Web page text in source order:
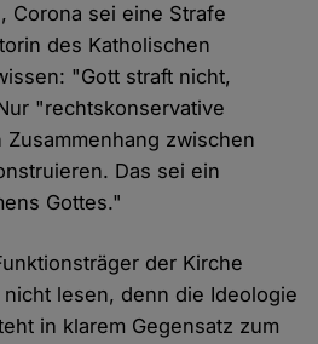
Corona sei eine Strafe
des Katholischen
"Gott straft nicht,
"rechtskonservative
zwischen
Das sei ein
Gottes."
der Kirche
lesen, denn die Ideologie
in klarem Gegensatz zum